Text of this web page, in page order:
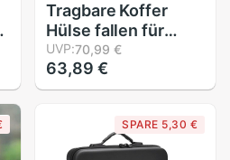
Tragbare Koffer
Hülse fallen für
Hyperice Hypervolt
Massage Stock
Harte fallen
Reise fallen
(Schwarz)
UVP:70,99 €
63,89 €
SPARE 5,30 €